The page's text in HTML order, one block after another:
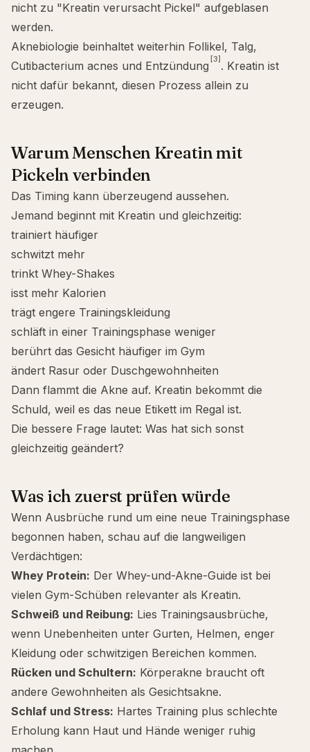
nicht zu "Kreatin verursacht Pickel" aufgeblasen
werden.
Aknebiologie beinhaltet weiterhin Follikel, Talg,
Cutibacterium acnes und Entzündung [3] . Kreatin ist
nicht dafür bekannt, diesen Prozess allein zu
erzeugen.
Warum Menschen Kreatin mit
Pickeln verbinden
Das Timing kann überzeugend aussehen.
Jemand beginnt mit Kreatin und gleichzeitig:
trainiert häufiger
schwitzt mehr
trinkt Whey-Shakes
isst mehr Kalorien
trägt engere Trainingskleidung
schläft in einer Trainingsphase weniger
berührt das Gesicht häufiger im Gym
ändert Rasur oder Duschgewohnheiten
Dann flammt die Akne auf. Kreatin bekommt die
Schuld, weil es das neue Etikett im Regal ist.
Die bessere Frage lautet: Was hat sich sonst
gleichzeitig geändert?
Was ich zuerst prüfen würde
Wenn Ausbrüche rund um eine neue Trainingsphase
begonnen haben, schau auf die langweiligen
Verdächtigen:
Whey Protein: Der Whey-und-Akne-Guide ist bei
vielen Gym-Schüben relevanter als Kreatin.
Schweiß und Reibung: Lies Trainingsausbrüche,
wenn Unebenheiten unter Gurten, Helmen, enger
Kleidung oder schwitzigen Bereichen kommen.
Rücken und Schultern: Körperakne braucht oft
andere Gewohnheiten als Gesichtsakne.
Schlaf und Stress: Hartes Training plus schlechte
Erholung kann Haut und Hände weniger ruhig